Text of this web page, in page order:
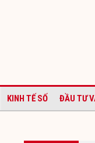
KINH TẾ SỐ ĐẦU TƯ